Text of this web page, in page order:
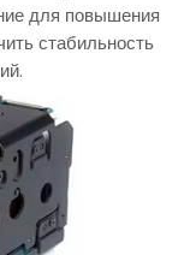
для повышения
стабильность